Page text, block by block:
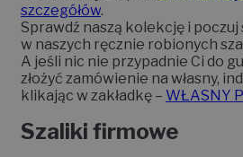
szczegółów.
Sprawdź naszą kolekcję i
w naszych ręcznie robionych
A jeśli nic nie przypadnie Ci do
złożyć zamówienie na własny,
klikając w zakładkę – WŁASNY
Szaliki firmowe